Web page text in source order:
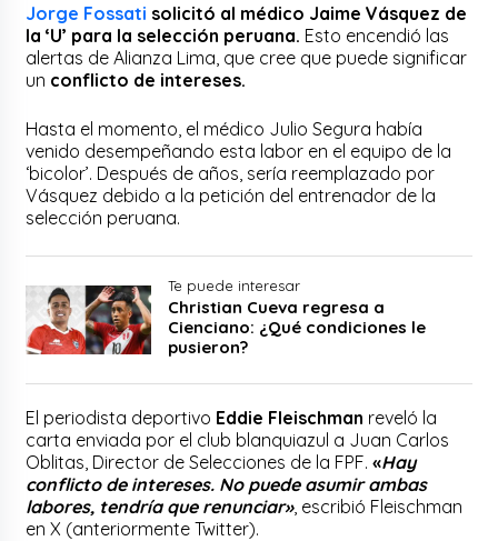
Jorge Fossati solicitó al médico Jaime Vásquez de
la ‘U’ para la selección peruana. Esto encendió las
alertas de Alianza Lima, que cree que puede significar
un conflicto de intereses.
Hasta el momento, el médico Julio Segura había
venido desempeñando esta labor en el equipo de la
‘bicolor’. Después de años, sería reemplazado por
Vásquez debido a la petición del entrenador de la
selección peruana.
Te puede interesar
Christian Cueva regresa a
Cienciano: ¿Qué condiciones le
pusieron?
El periodista deportivo Eddie Fleischman reveló la
carta enviada por el club blanquiazul a Juan Carlos
Oblitas, Director de Selecciones de la FPF.«Hay
conflicto de intereses. No puede asumir ambas
labores, tendría que renunciar», escribió Fleischman
en X (anteriormente Twitter).